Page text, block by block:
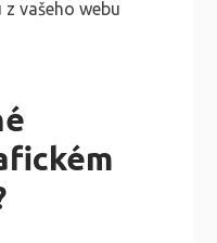
vašeho webu